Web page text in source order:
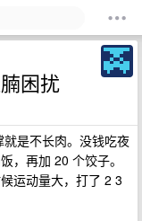
困扰
是不长肉。没钱吃夜
，再加 20 个饺子。
运动量大，打了 2 3